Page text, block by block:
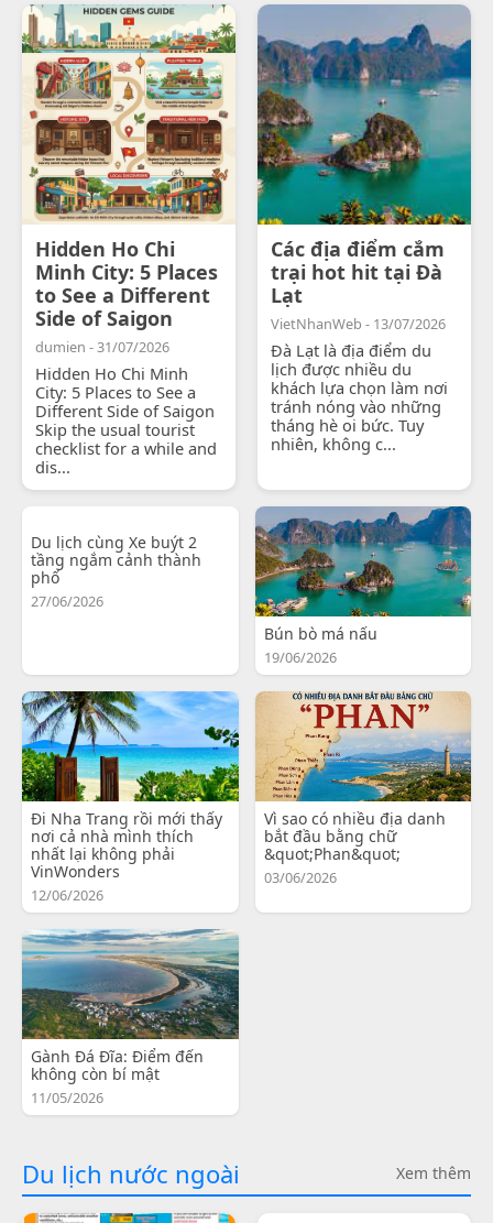
Hidden Ho Chi
Minh City: 5 Places
to See a Different
Side of Saigon
dumien - 31/07/2026
Hidden Ho Chi Minh
City: 5 Places to See a
Different Side of Saigon
Skip the usual tourist
checklist for a while and
dis...
Các địa điểm cắm
trại hot hit tại Đà
Lạt
VietNhanWeb - 13/07/2026
Đà Lạt là địa điểm du
lịch được nhiều du
khách lựa chọn làm nơi
tránh nóng vào những
tháng hè oi bức. Tuy
nhiên, không c...
Du lịch cùng Xe buýt 2
tầng ngắm cảnh thành
phố
27/06/2026
Bún bò má nấu
19/06/2026
Đi Nha Trang rồi mới thấy
nơi cả nhà mình thích
nhất lại không phải
VinWonders
12/06/2026
Vì sao có nhiều địa danh
bắt đầu bằng chữ
&quot;Phan&quot;
03/06/2026
Gành Đá Đĩa: Điểm đến
không còn bí mật
11/05/2026
Du lịch nước ngoài Xem thêm